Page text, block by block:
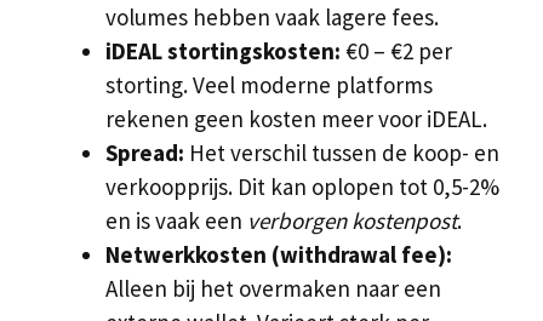
volumes hebben vaak lagere fees.
iDEAL stortingskosten: €0 – €2 per
storting. Veel moderne platforms
rekenen geen kosten meer voor iDEAL.
Spread: Het verschil tussen de koop- en
verkoopprijs. Dit kan oplopen tot 0,5-2%
en is vaak een verborgen kostenpost.
Netwerkkosten (withdrawal fee):
Alleen bij het overmaken naar een